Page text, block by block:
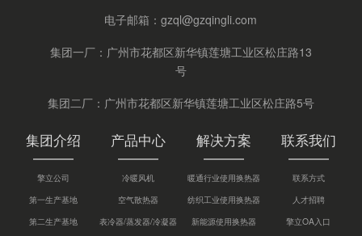
电子邮箱：gzql@gzqingli.com
集团一厂：广州市花都区新华镇莲塘工业区松庄路13
号
集团二厂：广州市花都区新华镇莲塘工业区松庄路5号
集团介绍
擎立公司
第一生产基地
第二生产基地
产品中心
冷暖风机
空气散热器
表冷器/蒸发器/冷凝器
解决方案
暖通行业使用换热器
纺织工业使用换热器
新能源使用换热器
联系我们
联系方式
人才招聘
擎立OA入口